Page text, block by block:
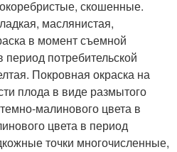
скошенные.
маслянистая,
в момент съемной
период потребительской
Покровная окраска на
плода в виде размытого
малинового цвета в
цвета в период
точки многочисленные,